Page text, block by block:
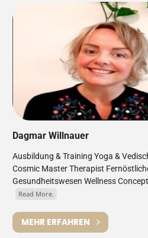
Selbstheilungskräfte werden stimuliert,
wieder frei fliesen.
Dagmar Willnauer
Ausbildung & Training Yoga &
Cosmic Master Therapist
Gesundheitswesen Wellness
Read More.
MEHR ERFAHREN